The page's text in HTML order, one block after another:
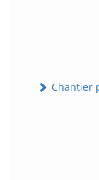
Chantier